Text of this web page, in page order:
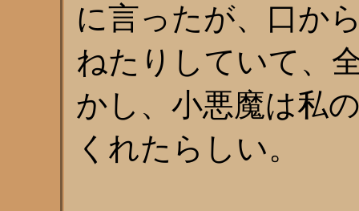
に言ったが、口か
ねたりしていて、
かし、小悪魔は私
くれたらしい。